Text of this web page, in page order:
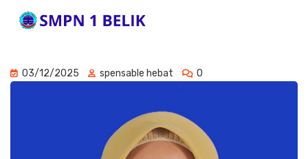
03/12/2025 spensable hebat 0